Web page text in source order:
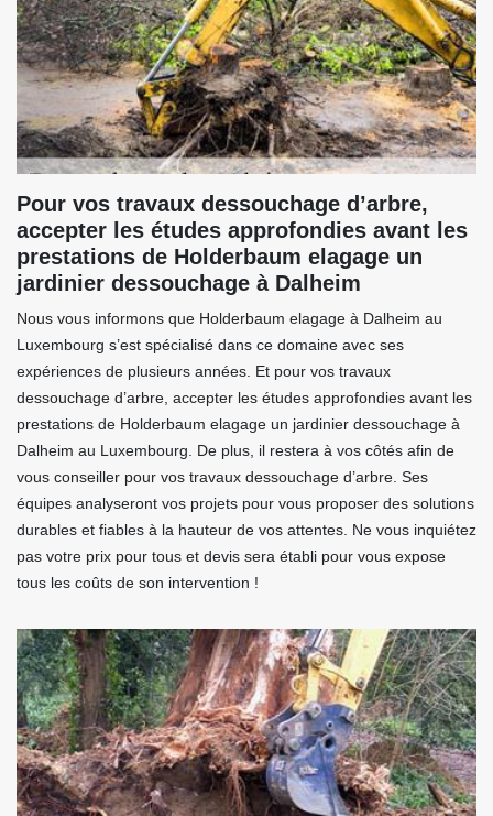
Pour vos travaux dessouchage d’arbre,
accepter les études approfondies avant les
prestations de Holderbaum elagage un
jardinier dessouchage à Dalheim
Nous vous informons que Holderbaum elagage à Dalheim au
Luxembourg s’est spécialisé dans ce domaine avec ses
expériences de plusieurs années. Et pour vos travaux
dessouchage d’arbre, accepter les études approfondies avant les
prestations de Holderbaum elagage un jardinier dessouchage à
Dalheim au Luxembourg. De plus, il restera à vos côtés afin de
vous conseiller pour vos travaux dessouchage d’arbre. Ses
équipes analyseront vos projets pour vous proposer des solutions
durables et fiables à la hauteur de vos attentes. Ne vous inquiétez
pas votre prix pour tous et devis sera établi pour vous expose
tous les coûts de son intervention !